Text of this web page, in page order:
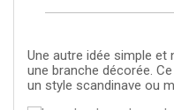
Une autre idée simple
une branche décorée.
un style scandinave ou